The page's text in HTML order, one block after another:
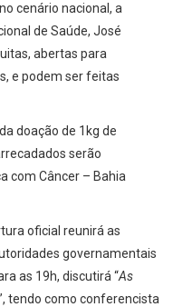
cenário nacional, a
de Saúde, José
abertas para
e podem ser feitas
doação de 1kg de
serão
com Câncer – Bahia
oficial reunirá as
governamentais
as 19h, discutirá “As
tendo como conferencista